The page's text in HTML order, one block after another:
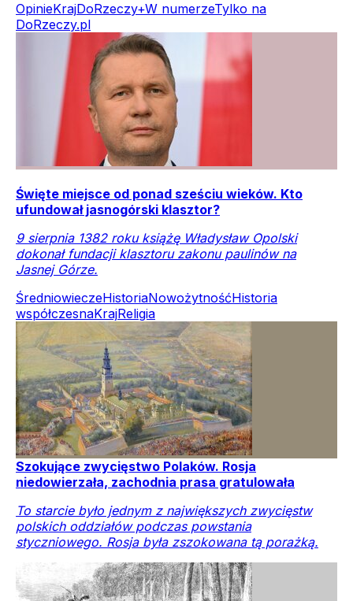
OpinieKrajDoRzeczy+W numerzeTylko na
DoRzeczy.pl
Święte miejsce od ponad sześciu wieków. Kto
ufundował jasnogórski klasztor?
9 sierpnia 1382 roku książę Władysław Opolski
dokonał fundacji klasztoru zakonu paulinów na
Jasnej Górze.
ŚredniowieczeHistoriaNowożytnośćHistoria
współczesnaKrajReligia
Szokujące zwycięstwo Polaków. Rosja
niedowierzała, zachodnia prasa gratulowała
To starcie było jednym z największych zwycięstw
polskich oddziałów podczas powstania
styczniowego. Rosja była zszokowana tą porażką.